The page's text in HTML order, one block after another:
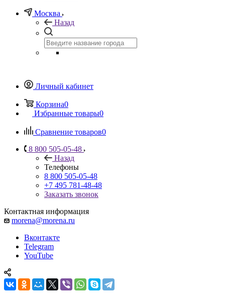
Москва
Назад
Личный кабинет
Корзина0
Избранные товары0
Сравнение товаров0
8 800 505-05-48
Назад
Телефоны
8 800 505-05-48
+7 495 781-48-48
Заказать звонок
Контактная информация
morena@morena.ru
Вконтакте
Telegram
YouTube